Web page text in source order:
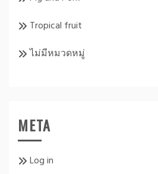
Tropical fruit
ไม่มีหมวดหมู่
META
Log in